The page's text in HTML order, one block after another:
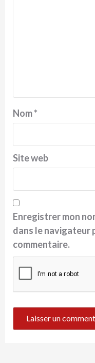
Nom*
Site web
Enregistrer mon
dans le navigateur
commentaire.